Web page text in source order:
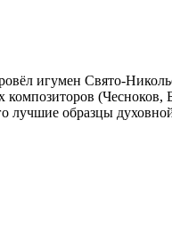
игумен Свято-
(Чесноков,
лучшие образцы